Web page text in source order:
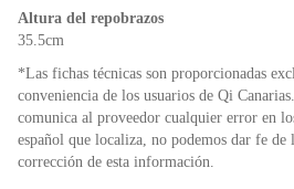
Altura del repobrazos
35.5cm
*Las fichas técnicas son proporcionadas
conveniencia de los usuarios de Qi
comunica al proveedor cualquier error en
español que localiza, no podemos dar fe de
corrección de esta información.